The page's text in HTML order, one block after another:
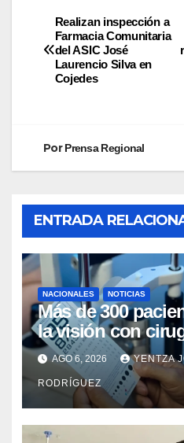
Realizan inspección a
Farmacia Comunitaria
del ASIC José
Laurencio Silva en
Cojedes
PorPrensa Regional
ENTRADA
NACIONALES NOTICIAS
Más de 300
la visión con
cataratas en Zulia
AGO 6, 2026 YENTZA
RODRÍGUEZ